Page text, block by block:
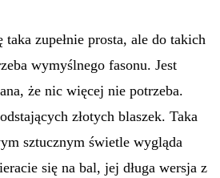
zupełnie prosta, ale do takich
wymyślnego fasonu. Jest
że nic więcej nie potrzeba.
złotych blaszek. Taka
sztucznym świetle wygląda
się na bal, jej długa wersja z